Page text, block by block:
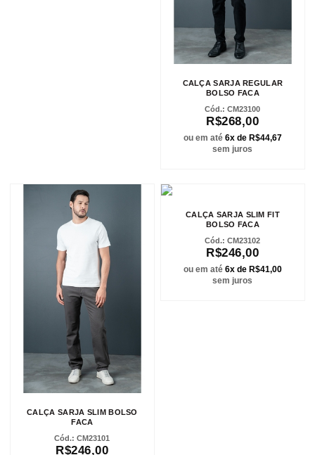
CALÇA SARJA REGULAR
BOLSO FACA
CM23100
R$268,00
ou em até 6x de R$44,67
sem juros
CALÇA SARJA SLIM BOLSO
FACA
CM23101
R$246,00
CALÇA SARJA SLIM FIT
BOLSO FACA
CM23102
R$246,00
ou em até 6x de R$41,00
sem juros